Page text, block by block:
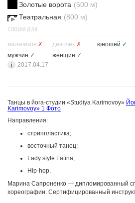
Золотые ворота (500 м)
Театральная (800 м)
СЕКЦИЯ ДЛЯ
мальчиков ✗ девочек ✗ юношей ✓
мужчин ✓ женщин ✓
2017.04.17
Танцы в йога-студии «Studiya Karimovoy»
Karimovoy» 1 Фото
Направления:
стриппластика;
восточный танец;
Lady style Latina;
Hip-hop.
Марина Сапроненко — дипломированный
хореографии. Сертифицированный